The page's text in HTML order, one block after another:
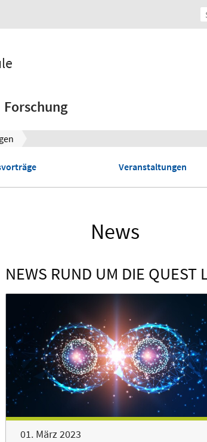
Forschung
Veranstaltungen
News
NEWS RUND UM DIE QUEST
01. März 2023